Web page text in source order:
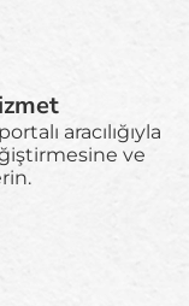
aracılığıyla
ve